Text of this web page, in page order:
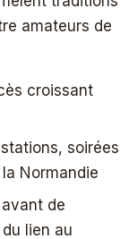
amateurs de
croissant
soirées
Normandie
de
lien au